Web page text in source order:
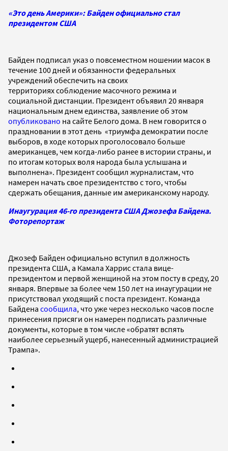
«Это день Америки»: Байден официально стал
президентом США
Байден подписал указ о повсеместном ношении масок в
течение 100 дней и обязанности федеральных
учреждений обеспечить на своих
территориях соблюдение масочного режима и
социальной дистанции. Президент объявил 20 января
национальным днем единства, заявление об этом
опубликовано на сайте Белого дома. В нем говорится о
праздновании в этот день «триумфа демократии после
выборов, в ходе которых проголосовало больше
американцев, чем когда-либо ранее в истории страны, и
по итогам которых воля народа была услышана и
выполнена». Президент сообщил журналистам, что
намерен начать свое президентство с того, чтобы
сдержать обещания, данные им американскому народу.
Инаугурация 46-го президента США Джозефа Байдена.
Фоторепортаж
Джозеф Байден официально вступил в должность
президента США, а Камала Харрис стала вице-
президентом и первой женщиной на этом посту в среду, 20
января. Впервые за более чем 150 лет на инаугурации не
присутствовал уходящий с поста президент. Команда
Байдена сообщила, что уже через несколько часов после
принесения присяги он намерен подписать различные
документы, которые в том числе «обратят вспять
наиболее серьезный ущерб, нанесенный администрацией
Трампа».